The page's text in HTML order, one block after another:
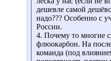
дешевле самой
надо??? Особенно с
России.
4. Почему то многие
флюокарбон. На
команда (под